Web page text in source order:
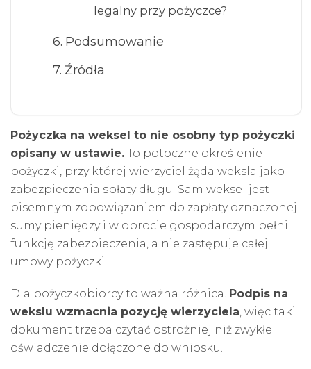
legalny przy pożyczce?
Podsumowanie
Źródła
Pożyczka na weksel to nie osobny typ pożyczki
opisany w ustawie. To potoczne określenie
pożyczki, przy której wierzyciel żąda weksla jako
zabezpieczenia spłaty długu. Sam weksel jest
pisemnym zobowiązaniem do zapłaty oznaczonej
sumy pieniędzy i w obrocie gospodarczym pełni
funkcję zabezpieczenia, a nie zastępuje całej
umowy pożyczki.
Dla pożyczkobiorcy to ważna różnica. Podpis na
wekslu wzmacnia pozycję wierzyciela, więc taki
dokument trzeba czytać ostrożniej niż zwykłe
oświadczenie dołączone do wniosku.